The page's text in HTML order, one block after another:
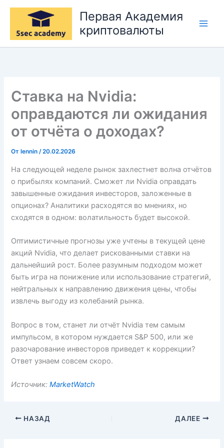
Перейти
содержимому
Первая Академия
криптовалюты
Ставка на Nvidia:
оправдаются ли ожидания
от отчёта о доходах?
От lennin/20.02.2026
На следующей неделе рынок захлестнет волна отчётов
о прибылях компаний. Сможет ли Nvidia оправдать
завышенные ожидания инвесторов, заложенные в
опционах? Аналитики расходятся во мнениях, но
сходятся в одном: волатильность будет высокой.
Оптимистичные прогнозы уже учтены в текущей цене
акций Nvidia, что делает рискованными ставки на
дальнейший рост. Более разумным подходом может
быть игра на понижение или использование стратегий,
нейтральных к направлению движения цены, чтобы
извлечь выгоду из колебаний рынка.
Вопрос в том, станет ли отчёт Nvidia тем самым
импульсом, в котором нуждается S&P 500, или же
разочарование инвесторов приведет к коррекции?
Ответ узнаем совсем скоро.
Источник:MarketWatch
НАЗАД ДАЛЕЕ